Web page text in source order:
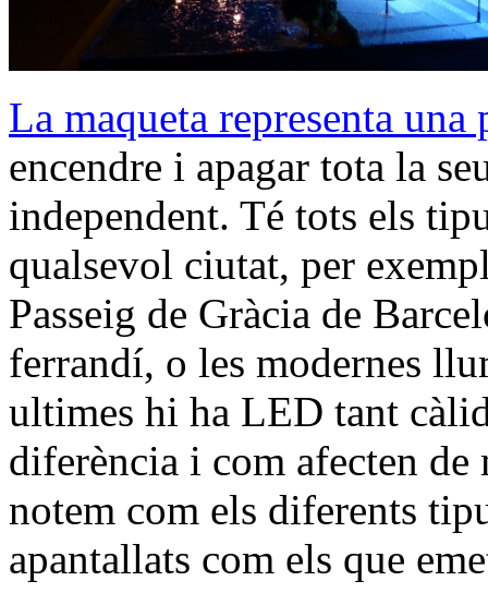
La maqueta representa una
encendre i apagar tota la
independent. Té tots els
qualsevol ciutat, per
Passeig de Gràcia de
ferrandí, o les modernes
ultimes hi ha LED tant
diferència i com afecten
notem com els diferents
apantallats com els que